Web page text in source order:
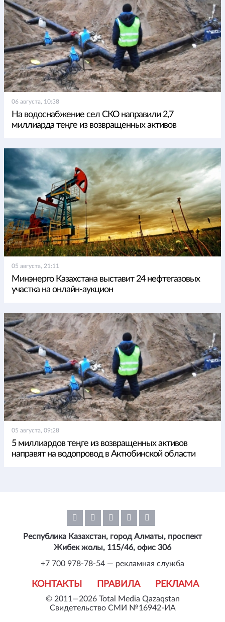
06 августа, 10:38
На водоснабжение сел СКО направили 2,7
миллиарда теңге из возвращенных активов
05 августа, 21:11
Минэнерго Казахстана выставит 24 нефтегазовых
участка на онлайн-аукцион
05 августа, 09:28
5 миллиардов теңге из возвращенных активов
направят на водопровод в Актюбинской области
© 2011—2026 Total Media Qazaqstan
Свидетельство СМИ №16942-ИА
КОНТАКТЫ ПРАВИЛА РЕКЛАМА
Республика Казахстан, город Алматы, проспект
Жибек жолы, 115/46, офис 306
+7 700 978-78-54 — рекламная служба